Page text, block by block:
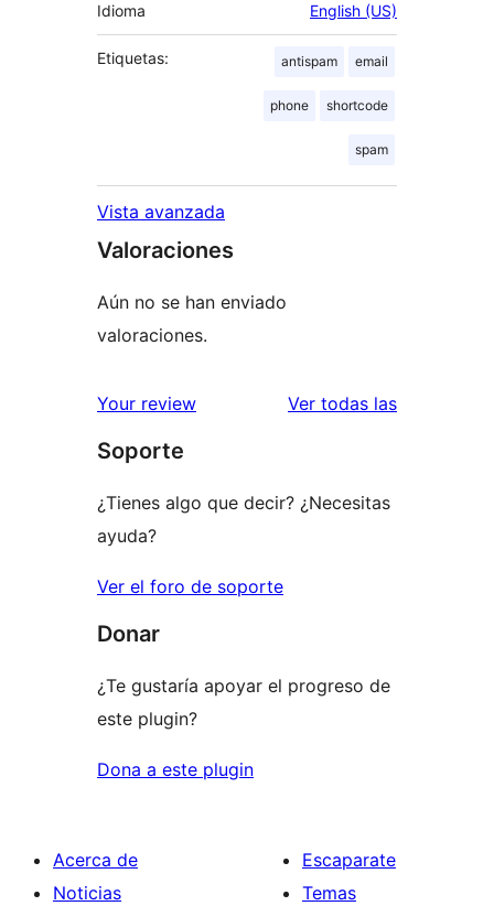
Idioma English (US)
Etiquetas: antispam email
phone shortcode
spam
Vista avanzada
Valoraciones
Aún no se han enviado
valoraciones.
Your review Ver todas las
Soporte
¿Tienes algo que decir? ¿Necesitas
ayuda?
Ver el foro de soporte
Donar
¿Te gustaría apoyar el progreso de
este plugin?
Dona a este plugin
Acerca de
Noticias
Escaparate
Temas